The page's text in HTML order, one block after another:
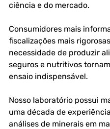
ciência e do mercado.
Consumidores mais
fiscalizações mais
necessidade de produzir
seguros e nutritivos
ensaio indispensável.
Nosso laboratório possui
uma década de
análises de minerais em